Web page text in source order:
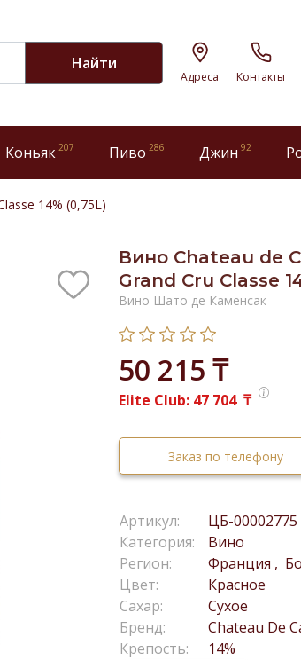
Найти
Адреса Контакты
Коньяк 207 Пиво 286 Джин 92
14% (0,75L)
Вино Chateau de
Grand Cru Classe
Вино Шато де Каменсак
50 215 ₸
Elite Club: 47 704 ₸
Заказ по телефону
Артикул:
ЦБ-00002775
Категория:
Вино
Регион:
Франция ,
Цвет:
Красное
Сахар:
Сухое
Бренд:
Chateau De
Крепость:
14%